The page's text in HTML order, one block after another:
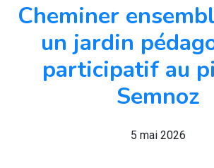
Cheminer
un jardin
participatif au
Semnoz
5 mai 2026